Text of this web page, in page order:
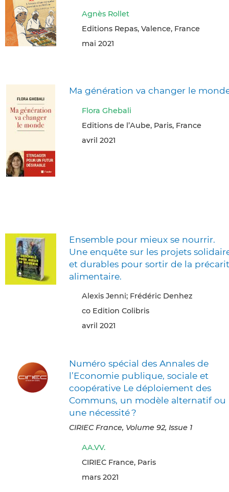
Agnès Rollet
Editions Repas, Valence, France
mai 2021
Ma génération va changer le
Flora Ghebali
Editions de l’Aube, Paris, France
avril 2021
Ensemble pour mieux se nourrir.
Une enquête sur les projets
et durables pour sortir de la
alimentaire.
Alexis Jenni; Frédéric Denhez
co Edition Colibris
avril 2021
Numéro spécial des Annales de
l’Economie publique, sociale et
coopérative Le déploiement des
Communs, un modèle alternatif ou
une nécessité ?
CIRIEC France, Volume 92, Issue 1
AA.VV.
CIRIEC France, Paris
mars 2021